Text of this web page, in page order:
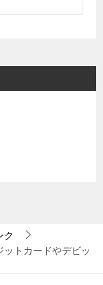
ク
トカードやデビッ